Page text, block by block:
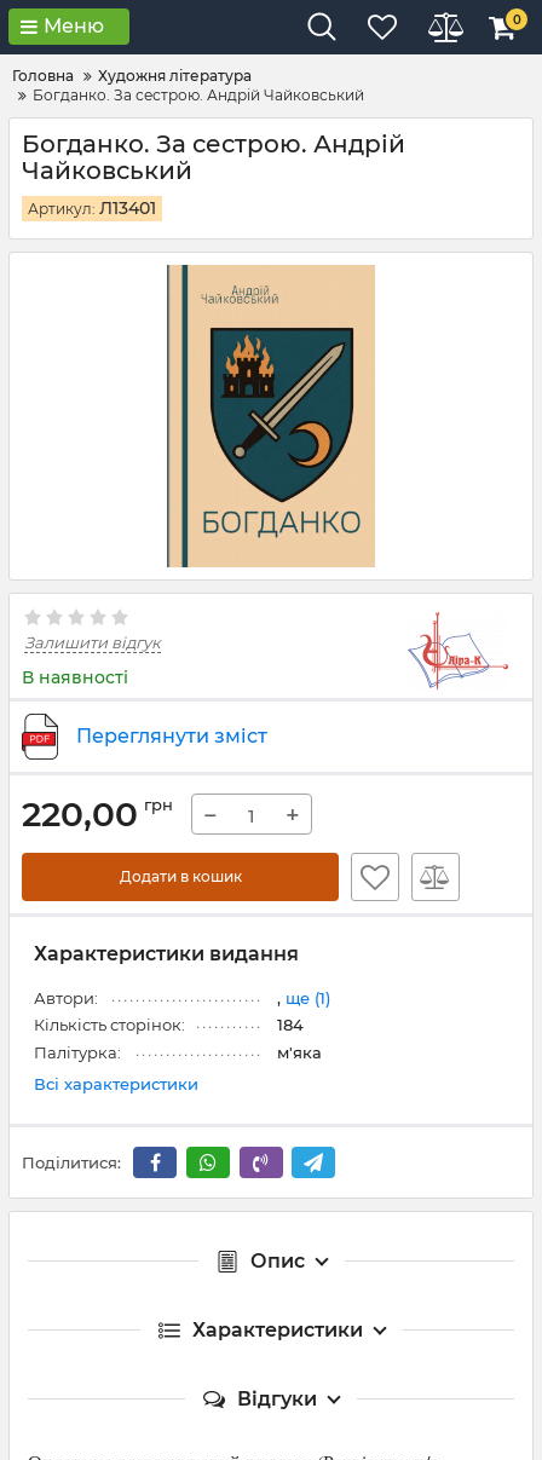
Меню 0
Головна
Художня література
Богданко. За сестрою. Андрій Чайковський
Богданко. За сестрою. Андрій
Чайковський
Артикул: Л13401
Залишити відгук
В наявності
Переглянути зміст
220,00 грн − +
Додати в кошик
Характеристики видання
Автори: , ще (1)
Кількість сторінок:
184
Палітурка:
м'яка
Всі характеристики
Поділитися:
Опис
Характеристики
Відгуки